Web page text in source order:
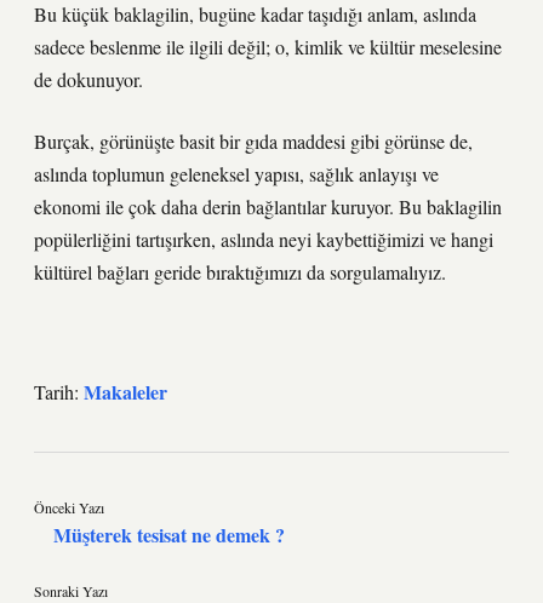
Bu küçük baklagilin, bugüne kadar taşıdığı anlam, aslında
sadece beslenme ile ilgili değil; o, kimlik ve kültür meselesine
de dokunuyor.
Burçak, görünüşte basit bir gıda maddesi gibi görünse de,
aslında toplumun geleneksel yapısı, sağlık anlayışı ve
ekonomi ile çok daha derin bağlantılar kuruyor. Bu baklagilin
popülerliğini tartışırken, aslında neyi kaybettiğimizi ve hangi
kültürel bağları geride bıraktığımızı da sorgulamalıyız.
Tarih: Makaleler
Önceki Yazı
Müşterek tesisat ne demek ?
Sonraki Yazı